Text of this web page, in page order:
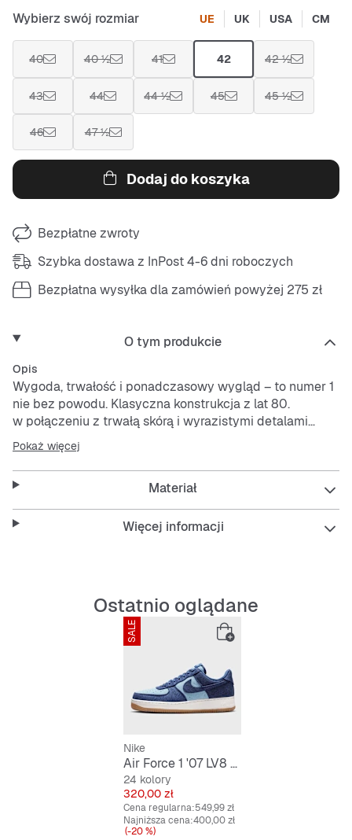
Wybierz swój rozmiar UE UK USA CM
40 40 ½ 41 42 42 ½
43 44 44 ½ 45 45 ½
46 47 ½
Dodaj do koszyka
Bezpłatne zwroty
Szybka dostawa z InPost 4-6 dni roboczych
Bezpłatna wysyłka dla zamówień powyżej 275 zł
O tym produkcie
Opis
Wygoda, trwałość i ponadczasowy wygląd – to numer 1
nie bez powodu. Klasyczna konstrukcja z lat 80.
w połączeniu z trwałą skórą i wyrazistymi detalami
nadaje styl, który pozwala się wyróżnić na boisku i poza
nim.
Cholewka ze skóry z perforowanym obszarem noska jest
przewiewna i wygodna.
Amortyzacja Nike Air zapewnia lekkość i wygodę przez
przyczepność oraz trwałość.
Pokaż więcej
Materiał
Więcej informacji
Ostatnio oglądane
SALE
Nike
Air Force 1 '07 LV8 Denim
24 kolory
Cena
320,00 zł
Cena regularna:549,99 zł
Najniższa cena:400,00 zł
(-20 %)